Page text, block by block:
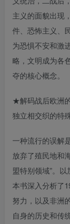
主义的面貌出现
件、恐怖主义、
为恐惧不安和激
略，文明成为各
夺的核心概念。
★解码战后欧洲
独立相交织的特
一种流行的误解
放弃了殖民地和
盟特别领域”。
本书深入分析了
努力，以及非洲
自身的历史和传